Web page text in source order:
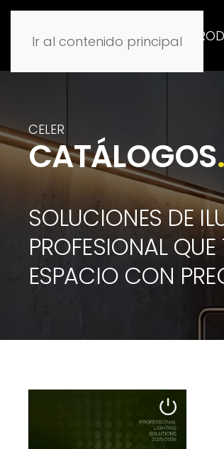
Ir al contenido principal
CELER
CATÁLOGOS.
SOLUCIONES DE
PROFESIONAL
ESPACIO CON